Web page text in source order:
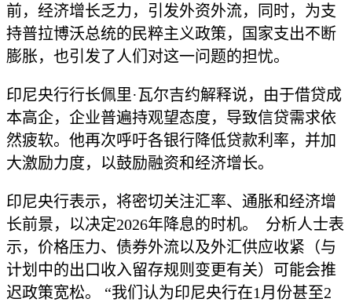
前，经济增长乏力，引发外资外流，同时，为支
持普拉博沃总统的民粹主义政策，国家支出不断
膨胀，也引发了人们对这一问题的担忧。
印尼央行行长佩里·瓦尔吉约解释说，由于借贷成
本高企，企业普遍持观望态度，导致信贷需求依
然疲软。他再次呼吁各银行降低贷款利率，并加
大激励力度，以鼓励融资和经济增长。
印尼央行表示，将密切关注汇率、通胀和经济增
长前景，以决定2026年降息的时机。 分析人士表
示，价格压力、债券外流以及外汇供应收紧（与
计划中的出口收入留存规则变更有关）可能会推
迟政策宽松。 “我们认为印尼央行在1月份甚至2